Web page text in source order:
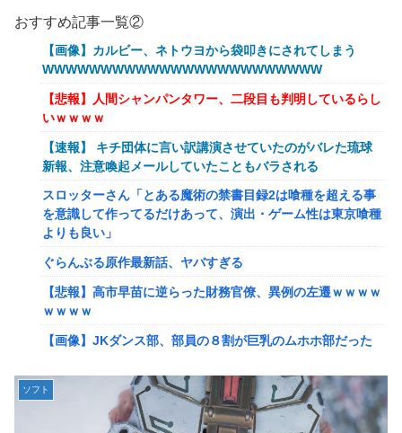
されて性行為 → 凄いことになるｗｗｗｗｗ
シュート選手が結婚を発表、ネモ選手とウメハラ選手が婚姻
届の証人に。
流行を無視したとき「正直ダサくね？」ってなるファッショ
ン上げてけ
【衝撃】クロちゃん、とち狂ったツイートをする←コレ言う
ほどおかしいか？？？？？？
佐藤二朗、妻とのハグを報告「文〇砲より遥かに威力は弱い
が、僕のノロケ砲をお見舞いする」
【画像】こんな感じのクルマで車中泊旅したいよな？？？
【朗報】ドラゴンボール史上、最も実力とその人気が伴わな
い微妙すぎるキャラさん決まる！！
路上駐車中のテスラ車を超弩級のゲリラ豪雨が直撃、水が溢
れてどんどん浸かっていくのを……
【艦これ】けーかいじん 他
【艦これ】E5ヌルイとかいう風説には騙されないぞ スキャ
おすすめ記事一覧②
【画像】カルビー、ネトウヨから袋叩きにされてしまう
WWWWWWWWWWWWWWWWWWWWWWWW
【悲報】人間シャンパンタワー、二段目も判明しているらし
いｗｗｗｗ
【速報】 キチ団体に言い訳講演させていたのがバレた琉球
新報、注意喚起メールしていたこともバラされる
スロッターさん「とある魔術の禁書目録2は喰種を超える事
を意識して作ってるだけあって、演出・ゲーム性は東京喰種
よりも良い」
ぐらんぶる原作最新話、ヤバすぎる
【悲報】高市早苗に逆らった財務官僚、異例の左遷ｗｗｗｗ
ｗｗｗｗ
【画像】JKダンス部、部員の８割が巨乳のムホホ部だった
【画像】漫画家・桂正和、最新のパンツ＆お尻のイラスト投
稿にネット衝撃「この質感の出し方」「実写かと思いまし
ソフト